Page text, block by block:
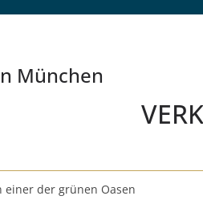
München
einer der grünen Oasen